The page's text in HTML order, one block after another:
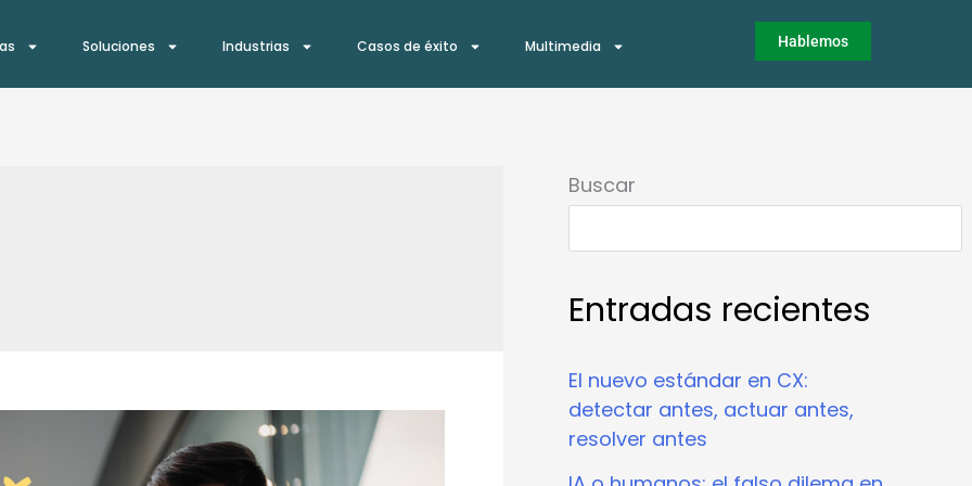
Soluciones Industrias Casos de éxito Multimedia Hablemos
Buscar
Entradas recientes
El nuevo estándar en CX:
detectar antes, actuar antes,
resolver antes